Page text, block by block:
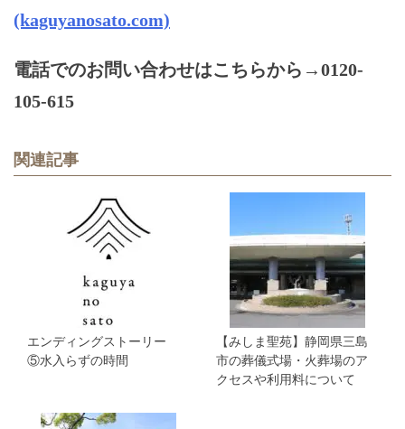
(kaguyanosato.com)
電話でのお問い合わせはこちらから→0120‐
105‐615
関連記事
エンディングストーリー
⑤水入らずの時間
【みしま聖苑】静岡県三島
市の葬儀式場・火葬場のア
クセスや利用料について